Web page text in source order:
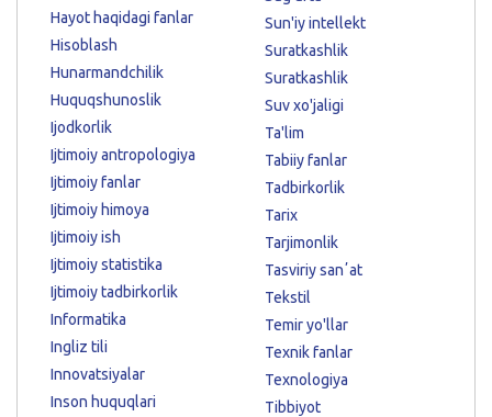
Hayot haqidagi fanlar
Hisoblash
Hunarmandchilik
Huquqshunoslik
Ijodkorlik
Ijtimoiy antropologiya
Ijtimoiy fanlar
Ijtimoiy himoya
Ijtimoiy ish
Ijtimoiy statistika
Ijtimoiy tadbirkorlik
Informatika
Ingliz tili
Innovatsiyalar
Inson huquqlari
Sun'iy intellekt
Suratkashlik
Suratkashlik
Suv xo'jaligi
Ta'lim
Tabiiy fanlar
Tadbirkorlik
Tarix
Tarjimonlik
Tasviriy sanʼat
Tekstil
Temir yo'llar
Texnik fanlar
Texnologiya
Tibbiyot